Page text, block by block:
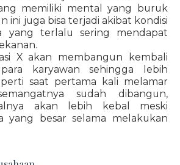
memiliki mental yang buruk
ini juga bisa terjadi akibat kondisi
yang terlalu sering mendapat
X akan membangun kembali
karyawan sehingga lebih
saat pertama kali melamar
sudah dibangun,
akan lebih kebal meski
yang besar selama melakukan